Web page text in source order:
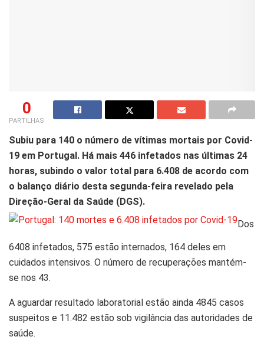
0
PARTILHAS
Subiu para 140 o número de vítimas mortais por Covid-
19 em Portugal. Há mais 446 infetados nas últimas 24
horas, subindo o valor total para 6.408 de acordo com
o balanço diário desta segunda-feira revelado pela
Direção-Geral da Saúde (DGS).
Dos
6408 infetados, 575 estão internados, 164 deles em
cuidados intensivos. O número de recuperações mantém-
se nos 43.
A aguardar resultado laboratorial estão ainda 4845 casos
suspeitos e 11.482 estão sob vigilância das autoridades de
saúde.